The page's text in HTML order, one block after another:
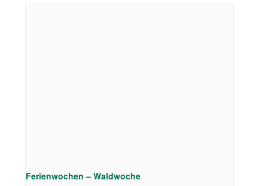
Ferienwochen – Waldwoche